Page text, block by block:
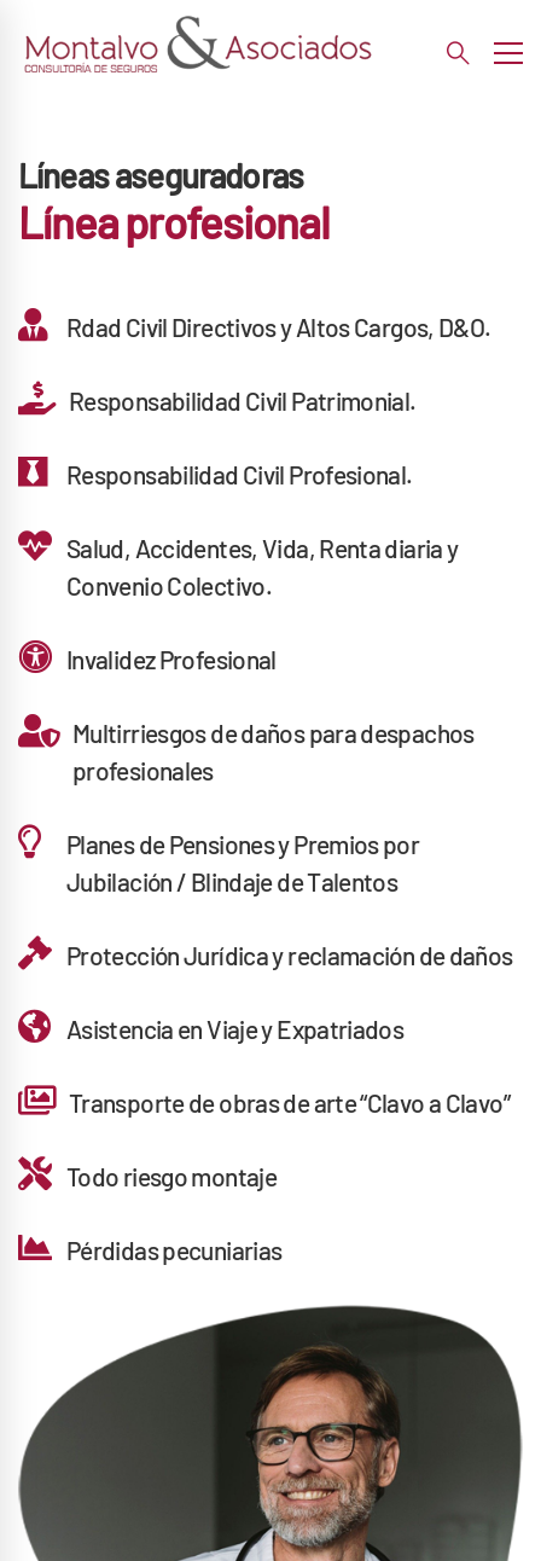
Líneas aseguradoras
Línea profesional
Rdad Civil Directivos y Altos Cargos, D&O.
Responsabilidad Civil Patrimonial.
Responsabilidad Civil Profesional.
Salud, Accidentes, Vida, Renta diaria y
Convenio Colectivo.
Invalidez Profesional
Multirriesgos de daños para despachos
profesionales
Planes de Pensiones y Premios por
Jubilación / Blindaje de Talentos
Protección Jurídica y reclamación de daños
Asistencia en Viaje y Expatriados
Transporte de obras de arte “Clavo a Clavo”
Todo riesgo montaje
Pérdidas pecuniarias